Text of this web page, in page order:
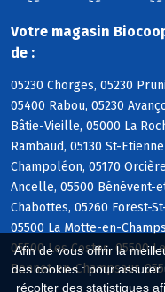
Afin de vous offrir la
des cookies : pour
récolter des statistiques
Votre magasin
de :
05230 Chorges, 05230
05400 Rabou, 05230
Bâtie-Vieille, 05000 La
Rambaud, 05130 St-
Champoléon, 05170
Ancelle, 05500 Bénévent-
Chabottes, 05260 Forest-
05500 La Motte-en-
05500 Les Costes, 05500
Bonnet-en-Champsaur,